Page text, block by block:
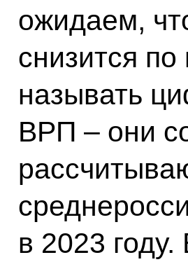
ожидаем,
снизится
называть
ВРП – они
в 2023